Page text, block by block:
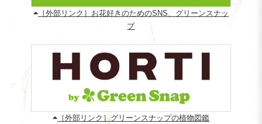
［外部リンク］お花好きのためのSNS、グリーンスナッ
プ
［外部リンク］グリーンスナップの植物図鑑